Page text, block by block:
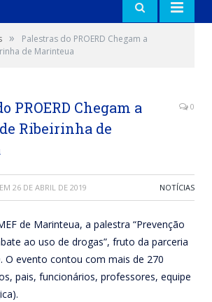
»
Palestras do PROERD Chegam a
de Marinteua
PROERD Chegam a
Ribeirinha de
0
EM 26 DE ABRIL DE 2019 NOTÍCIAS
de Marinteua, a palestra “Prevenção
ao uso de drogas”, fruto da parceria
O evento contou com mais de 270
pais, funcionários, professores, equipe